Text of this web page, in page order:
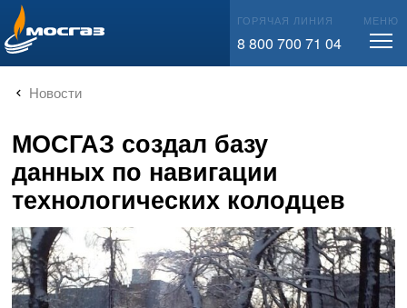
info@mos-gaz.ru ГОРЯЧАЯ ЛИНИЯ
8 800 700 71 04
МЕНЮ
Новости
МОСГАЗ создал базу
данных по навигации
технологических колодцев